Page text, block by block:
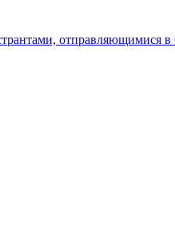
отправляющимися